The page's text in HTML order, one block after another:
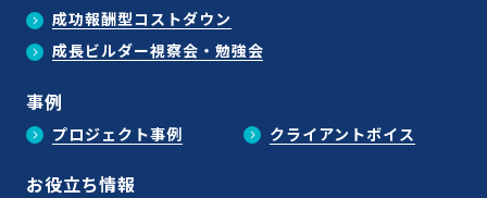
成功報酬型コストダウン
成長ビルダー視察会・勉強会
事例
プロジェクト事例 クライアントボイス
お役立ち情報